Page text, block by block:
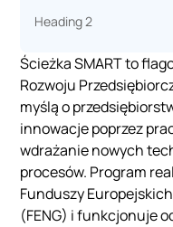
Heading 2
Ścieżka SMART to
Rozwoju
myślą o
innowacje poprzez
wdrażanie nowych
procesów. Program
Funduszy
(FENG) i funkcjonuje